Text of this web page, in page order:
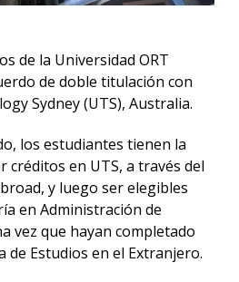
en
de la Universidad ORT
de doble titulación con
Sydney (UTS), Australia.
los estudiantes tienen la
en UTS, a través del
y luego ser elegibles
en Administración de
vez que hayan completado
de Estudios en el Extranjero.